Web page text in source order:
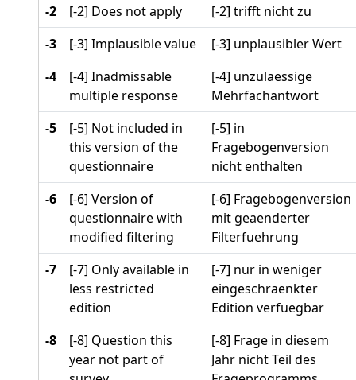
-2
[-2] Does not apply
[-2] trifft nicht zu
-3
[-3] Implausible value
[-3] unplausibler Wert
-4
[-4] Inadmissable
multiple response
[-4] unzulaessige
Mehrfachantwort
-5
[-5] Not included in
this version of the
questionnaire
[-5] in
Fragebogenversion
nicht enthalten
-6
[-6] Version of
questionnaire with
modified filtering
[-6] Fragebogenversion
mit geaenderter
Filterfuehrung
-7
[-7] Only available in
less restricted
edition
[-7] nur in weniger
eingeschraenkter
Edition verfuegbar
-8
[-8] Question this
year not part of
[-8] Frage in diesem
Jahr nicht Teil des